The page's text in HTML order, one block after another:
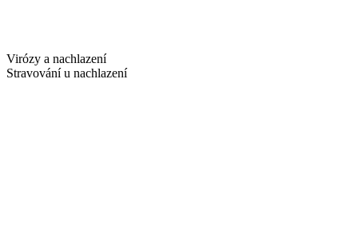
Virózy a nachlazení
Stravování u nachlazení